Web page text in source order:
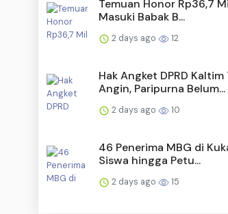
Temuan Honor Rp36,7
Masuki Babak B...
2 days ago 12
Hak Angket DPRD
Angin, Paripurna Belum...
2 days ago 10
46 Penerima MBG di
Siswa hingga Petu...
2 days ago 15